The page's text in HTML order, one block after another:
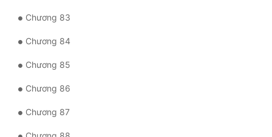
Chương 83
Chương 84
Chương 85
Chương 86
Chương 87